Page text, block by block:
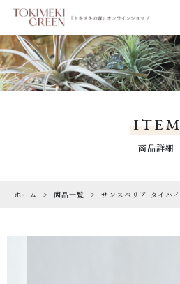
お気に入り
RARE
商品詳細
ホーム 商品一覧 サンスベリア タイ
カートに商品を追加しました
サンスベリア タ
【ギフトラッピング
【トキメキコーヒー
（税込）